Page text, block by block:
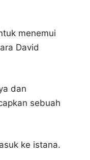
menemui
David
dan
sebuah
ke istana.